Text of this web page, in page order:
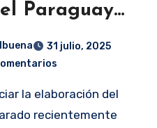
Paraguay
31 julio, 2025
recientemente